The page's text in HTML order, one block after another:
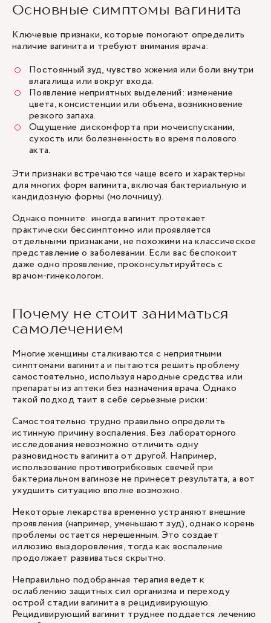
Основные симптомы вагинита
Ключевые признаки, которые помогают определить
наличие вагинита и требуют внимания врача:
Постоянный зуд, чувство жжения или боли внутри
влагалища или вокруг входа.
Появление неприятных выделений: изменение
цвета, консистенции или объема, возникновение
резкого запаха.
Ощущение дискомфорта при мочеиспускании,
сухость или болезненность во время полового
акта.
Эти признаки встречаются чаще всего и характерны
для многих форм вагинита, включая бактериальную и
кандидозную формы (молочницу).
Однако помните: иногда вагинит протекает
практически бессимптомно или проявляется
отдельными признаками, не похожими на классическое
представление о заболевании. Если вас беспокоит
даже одно проявление, проконсультируйтесь с
врачом-гинекологом.
Почему не стоит заниматься
самолечением
Многие женщины сталкиваются с неприятными
симптомами вагинита и пытаются решить проблему
самостоятельно, используя народные средства или
препараты из аптеки без назначения врача. Однако
такой подход таит в себе серьезные риски:
Самостоятельно трудно правильно определить
истинную причину воспаления. Без лабораторного
исследования невозможно отличить одну
разновидность вагинита от другой. Например,
использование противогрибковых свечей при
бактериальном вагинозе не принесет результата, а вот
ухудшить ситуацию вполне возможно.
Некоторые лекарства временно устраняют внешние
проявления (например, уменьшают зуд), однако корень
проблемы остается нерешенным. Это создает
иллюзию выздоровления, тогда как воспаление
продолжает развиваться скрытно.
Неправильно подобранная терапия ведет к
ослаблению защитных сил организма и переходу
острой стадии вагинита в рецидивирующую.
Рецидивирующий вагинит труднее поддается лечению